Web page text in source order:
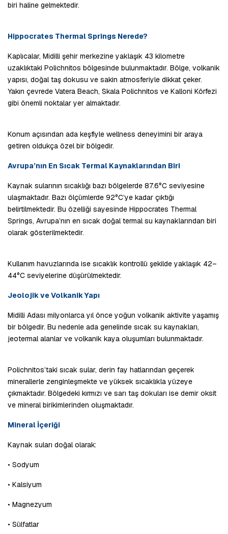
biri haline gelmektedir.
Hippocrates Thermal Springs Nerede?
Kaplıcalar, Midilli şehir merkezine yaklaşık 43 kilometre
uzaklıktaki Polichnitos bölgesinde bulunmaktadır. Bölge, volkanik
yapısı, doğal taş dokusu ve sakin atmosferiyle dikkat çeker.
Yakın çevrede Vatera Beach, Skala Polichnitos ve Kalloni Körfezi
gibi önemli noktalar yer almaktadır.
Konum açısından ada keşfiyle wellness deneyimini bir araya
getiren oldukça özel bir bölgedir.
Avrupa’nın En Sıcak Termal Kaynaklarından Biri
Kaynak sularının sıcaklığı bazı bölgelerde 87.6°C seviyesine
ulaşmaktadır. Bazı ölçümlerde 92°C’ye kadar çıktığı
belirtilmektedir. Bu özelliği sayesinde Hippocrates Thermal
Springs, Avrupa’nın en sıcak doğal termal su kaynaklarından biri
olarak gösterilmektedir.
Kullanım havuzlarında ise sıcaklık kontrollü şekilde yaklaşık 42–
44°C seviyelerine düşürülmektedir.
Jeolojik ve Volkanik Yapı
Midilli Adası milyonlarca yıl önce yoğun volkanik aktivite yaşamış
bir bölgedir. Bu nedenle ada genelinde sıcak su kaynakları,
jeotermal alanlar ve volkanik kaya oluşumları bulunmaktadır.
Polichnitos’taki sıcak sular, derin fay hatlarından geçerek
minerallerle zenginleşmekte ve yüksek sıcaklıkla yüzeye
çıkmaktadır. Bölgedeki kırmızı ve sarı taş dokuları ise demir oksit
ve mineral birikimlerinden oluşmaktadır.
Mineral İçeriği
Kaynak suları doğal olarak:
• Sodyum
• Kalsiyum
• Magnezyum
• Sülfatlar